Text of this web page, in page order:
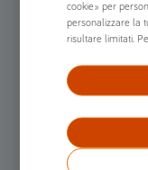
Già clienti
Altro
cookie» per
personalizzare la
risultare limitati.